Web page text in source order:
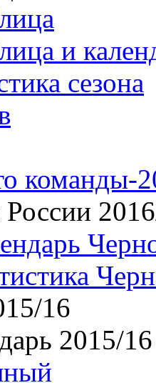
и
сезона
команды-
16
2015/16